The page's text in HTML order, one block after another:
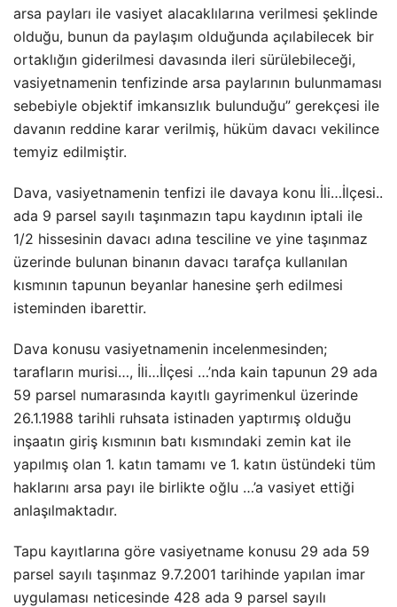
arsa payları ile vasiyet alacaklılarına verilmesi şeklinde
olduğu, bunun da paylaşım olduğunda açılabilecek bir
ortaklığın giderilmesi davasında ileri sürülebileceği,
vasiyetnamenin tenfizinde arsa paylarının bulunmaması
sebebiyle objektif imkansızlık bulunduğu” gerekçesi ile
davanın reddine karar verilmiş, hüküm davacı vekilince
temyiz edilmiştir.
Dava, vasiyetnamenin tenfizi ile davaya konu İli…İlçesi..
ada 9 parsel sayılı taşınmazın tapu kaydının iptali ile
1/2 hissesinin davacı adına tesciline ve yine taşınmaz
üzerinde bulunan binanın davacı tarafça kullanılan
kısmının tapunun beyanlar hanesine şerh edilmesi
isteminden ibarettir.
Dava konusu vasiyetnamenin incelenmesinden;
tarafların murisi…, İli…İlçesi …’nda kain tapunun 29 ada
59 parsel numarasında kayıtlı gayrimenkul üzerinde
26.1.1988 tarihli ruhsata istinaden yaptırmış olduğu
inşaatın giriş kısmının batı kısmındaki zemin kat ile
yapılmış olan 1. katın tamamı ve 1. katın üstündeki tüm
haklarını arsa payı ile birlikte oğlu …’a vasiyet ettiği
anlaşılmaktadır.
Tapu kayıtlarına göre vasiyetname konusu 29 ada 59
parsel sayılı taşınmaz 9.7.2001 tarihinde yapılan imar
uygulaması neticesinde 428 ada 9 parsel sayılı